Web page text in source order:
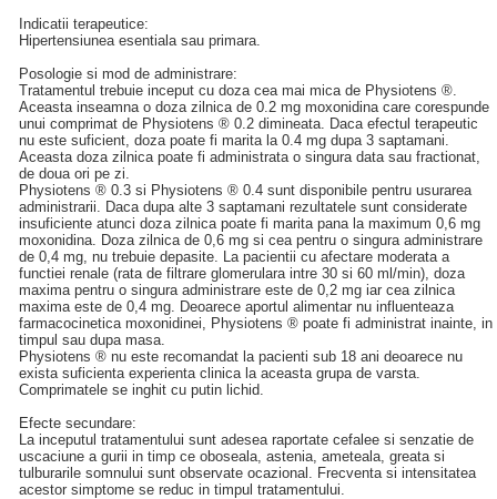
Indicatii terapeutice:
Hipertensiunea esentiala sau primara.
Posologie si mod de administrare:
Tratamentul trebuie inceput cu doza cea mai mica de Physiotens ®.
Aceasta inseamna o doza zilnica de 0.2 mg moxonidina care corespunde
unui comprimat de Physiotens ® 0.2 dimineata. Daca efectul terapeutic
nu este suficient, doza poate fi marita la 0.4 mg dupa 3 saptamani.
Aceasta doza zilnica poate fi administrata o singura data sau fractionat,
de doua ori pe zi.
Physiotens ® 0.3 si Physiotens ® 0.4 sunt disponibile pentru usurarea
administrarii. Daca dupa alte 3 saptamani rezultatele sunt considerate
insuficiente atunci doza zilnica poate fi marita pana la maximum 0,6 mg
moxonidina. Doza zilnica de 0,6 mg si cea pentru o singura administrare
de 0,4 mg, nu trebuie depasite. La pacientii cu afectare moderata a
functiei renale (rata de filtrare glomerulara intre 30 si 60 ml/min), doza
maxima pentru o singura administrare este de 0,2 mg iar cea zilnica
maxima este de 0,4 mg. Deoarece aportul alimentar nu influenteaza
farmacocinetica moxonidinei, Physiotens ® poate fi administrat inainte, in
timpul sau dupa masa.
Physiotens ® nu este recomandat la pacienti sub 18 ani deoarece nu
exista suficienta experienta clinica la aceasta grupa de varsta.
Comprimatele se inghit cu putin lichid.
Efecte secundare:
La inceputul tratamentului sunt adesea raportate cefalee si senzatie de
uscaciune a gurii in timp ce oboseala, astenia, ameteala, greata si
tulburarile somnului sunt observate ocazional. Frecventa si intensitatea
acestor simptome se reduc in timpul tratamentului.